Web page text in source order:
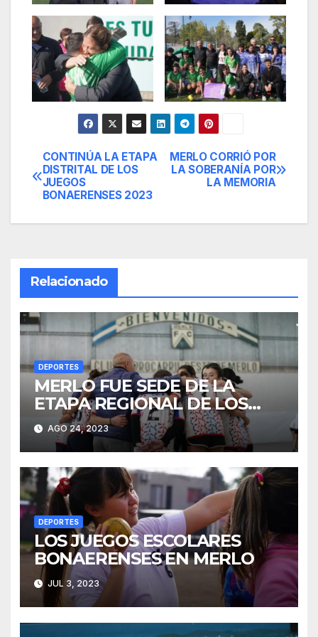
Navegación
de
entradas
MERLO CORRIÓ POR
LA SOBERANÍA POR
LA MEMORIA
CONTINÚA LA ETAPA
DISTRITAL DE LOS
JUEGOS
BONAERENSES 2023
Relacionado
DEPORTES
MERLO FUE SEDE DE LA
ETAPA REGIONAL DE LOS
JJBB DE HANDBALL
AGO 24, 2023
DEPORTES
LOS JUEGOS ESCOLARES
BONAERENSES EN MERLO
JUL 3, 2023